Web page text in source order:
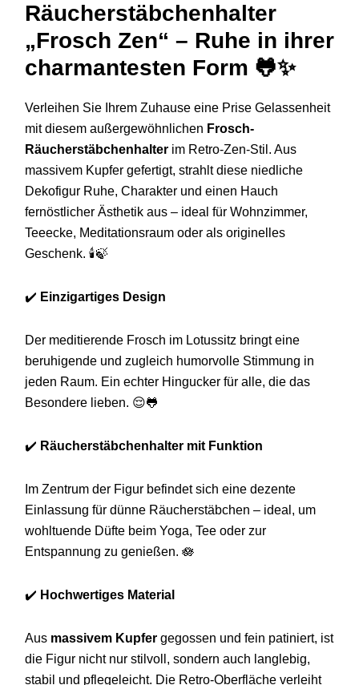
Räucherstäbchenhalter
„Frosch Zen“ – Ruhe in ihrer
charmantesten Form 🐸✨
Verleihen Sie Ihrem Zuhause eine Prise Gelassenheit
mit diesem außergewöhnlichen Frosch-
Räucherstäbchenhalter im Retro-Zen-Stil. Aus
massivem Kupfer gefertigt, strahlt diese niedliche
Dekofigur Ruhe, Charakter und einen Hauch
fernöstlicher Ästhetik aus – ideal für Wohnzimmer,
Teeecke, Meditationsraum oder als originelles
Geschenk. 🕯️🍃
✔️ Einzigartiges Design
Der meditierende Frosch im Lotussitz bringt eine
beruhigende und zugleich humorvolle Stimmung in
jeden Raum. Ein echter Hingucker für alle, die das
Besondere lieben. 😌🐸
✔️ Räucherstäbchenhalter mit Funktion
Im Zentrum der Figur befindet sich eine dezente
Einlassung für dünne Räucherstäbchen – ideal, um
wohltuende Düfte beim Yoga, Tee oder zur
Entspannung zu genießen. 🪷
✔️ Hochwertiges Material
Aus massivem Kupfer gegossen und fein patiniert, ist
die Figur nicht nur stilvoll, sondern auch langlebig,
stabil und pflegeleicht. Die Retro-Oberfläche verleiht